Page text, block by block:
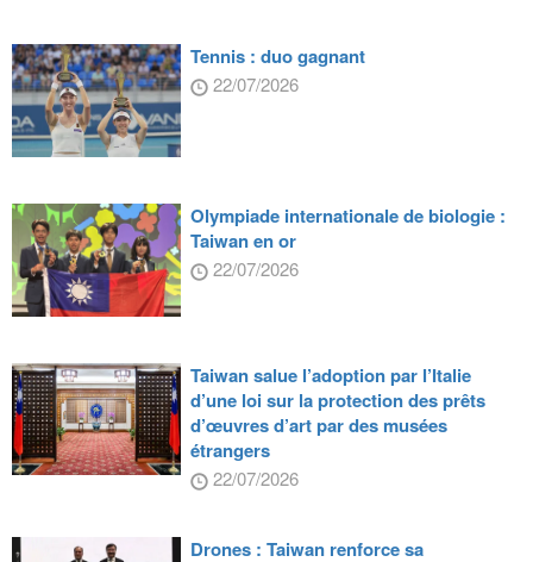
Tennis : duo gagnant
22/07/2026
Olympiade internationale de biologie :
Taiwan en or
22/07/2026
Taiwan salue l’adoption par l’Italie
d’une loi sur la protection des prêts
d’œuvres d’art par des musées
étrangers
22/07/2026
Drones : Taiwan renforce sa